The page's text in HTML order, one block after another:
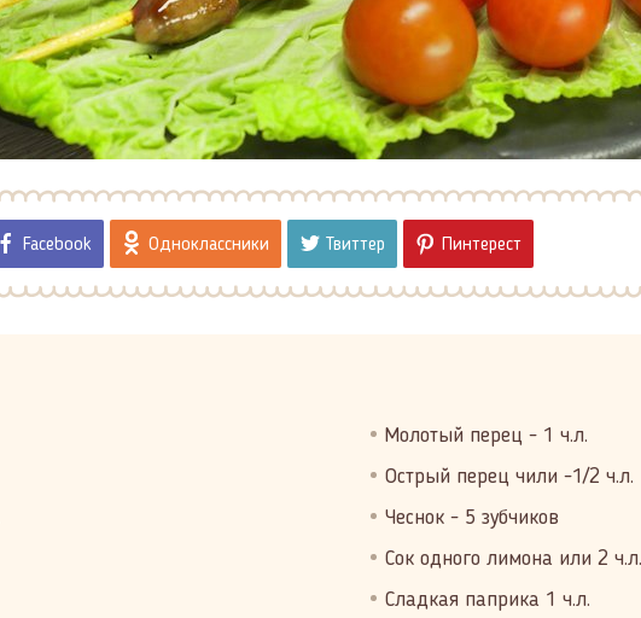
Facebook Одноклассники Твиттер Пинтерест
Молотый перец - 1 ч.л.
Острый перец чили -1/2 ч.л.
Чеснок - 5 зубчиков
Сок одного лимона или 2
Сладкая паприка 1 ч.л.